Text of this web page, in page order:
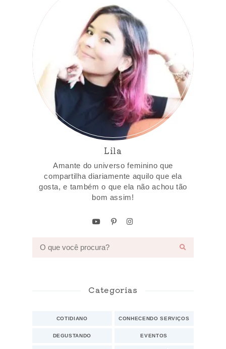
Lila
Amante do universo feminino que
compartilha diariamente aquilo que ela
gosta, e também o que ela não achou tão
bom assim!
Categorias
COTIDIANO CONHECENDO SERVIÇOS
DEGUSTANDO EVENTOS